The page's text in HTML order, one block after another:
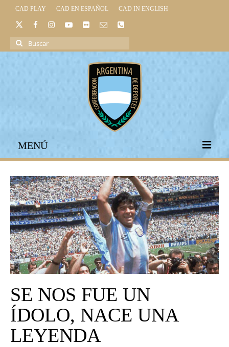
CAD PLAY CAD EN ESPAÑOL CAD IN ENGLISH
Buscar
por:
MENÚ
INICIO
INSTITUCIONAL
LEGISLACIÓN DEPORTIVA
UNIVERSO CAD
NOTICIAS
CAD MEDIA
CAD FEDERAL
SE NOS FUE UN
ÍDOLO, NACE UNA
LEYENDA